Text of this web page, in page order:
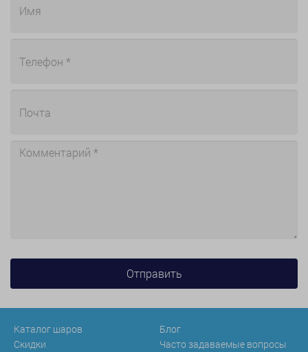
Каталог шаров
Скидки
Блог
Часто задаваемые вопросы